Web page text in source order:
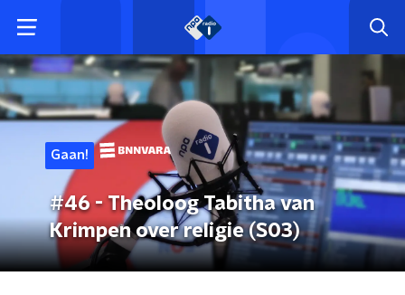
Gaan!
#46 - Theoloog Tabitha van
Krimpen over religie (S03)